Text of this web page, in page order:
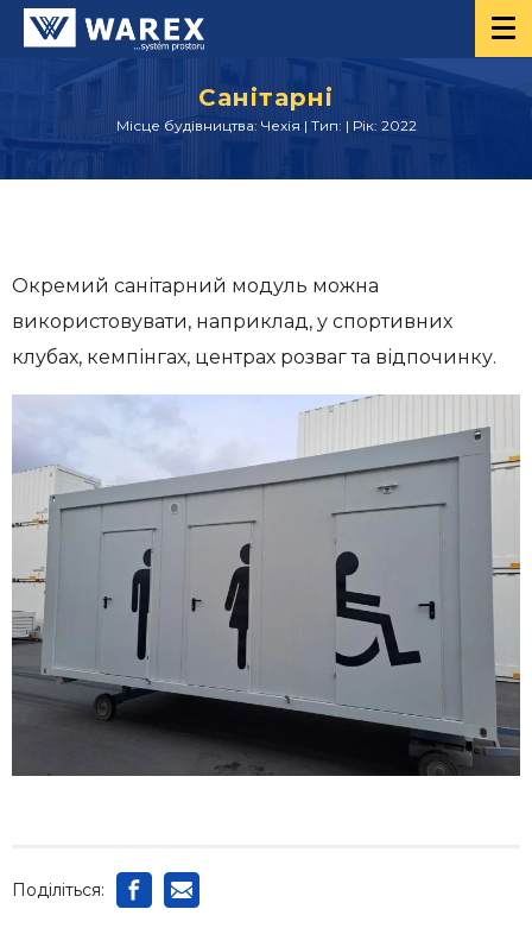
Санітарні
Місце будівництва: Чехія | Тип: | Рік: 2022
Окремий санітарний модуль можна
використовувати, наприклад, у спортивних
клубах, кемпінгах, центрах розваг та відпочинку.
Поділіться: